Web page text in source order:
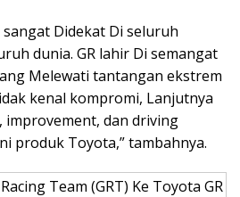
sangat Didekat Di seluruh
dunia. GR lahir Di semangat
Melewati tantangan ekstrem
kenal kompromi, Lanjutnya
improvement, dan driving
produk Toyota,” tambahnya.
Team (GRT) Ke Toyota GR